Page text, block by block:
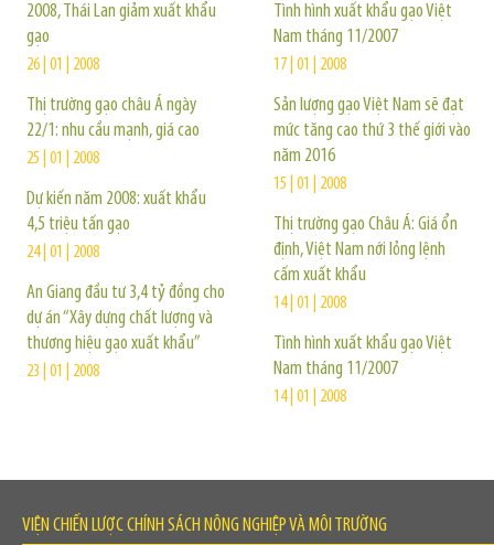
2008, Thái Lan giảm xuất khẩu
gạo
26 | 01 | 2008
Thị trường gạo châu Á ngày
22/1: nhu cầu mạnh, giá cao
25 | 01 | 2008
Dự kiến năm 2008: xuất khẩu
4,5 triệu tấn gạo
24 | 01 | 2008
An Giang đầu tư 3,4 tỷ đồng cho
dự án “Xây dựng chất lượng và
thương hiệu gạo xuất khẩu”
23 | 01 | 2008
Tình hình xuất khẩu gạo Việt
Nam tháng 11/2007
17 | 01 | 2008
Sản lượng gạo Việt Nam sẽ đạt
mức tăng cao thứ 3 thế giới vào
năm 2016
15 | 01 | 2008
Thị trường gạo Châu Á: Giá ổn
định, Việt Nam nới lỏng lệnh
cấm xuất khẩu
14 | 01 | 2008
Tình hình xuất khẩu gạo Việt
Nam tháng 11/2007
14 | 01 | 2008
VIỆN CHIẾN LƯỢC CHÍNH SÁCH NÔNG NGHIỆP VÀ MÔI TRƯỜNG